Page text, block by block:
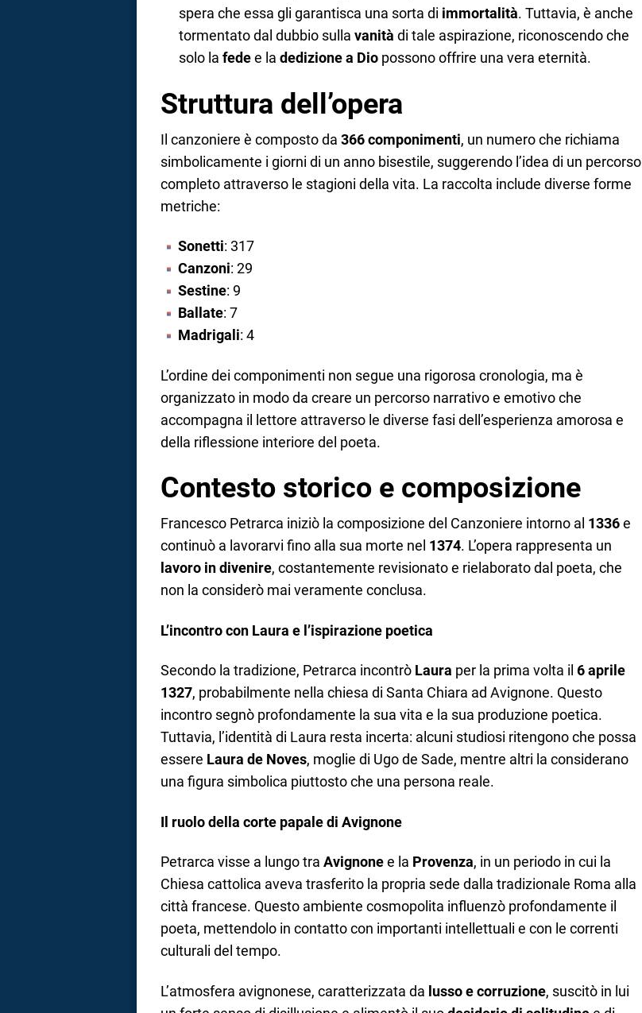
spera che essa gli garantisca una sorta di immortalità. Tuttavia, è anche
tormentato dal dubbio sulla vanità di tale aspirazione, riconoscendo che
solo la fedee la dedizione a Diopossono offrire una vera eternità.
Struttura dell’opera
Il canzoniere è composto da 366 componimenti, un numero che richiama
simbolicamente i giorni di un anno bisestile, suggerendo l’idea di un percorso
completo attraverso le stagioni della vita. La raccolta include diverse forme
metriche:
Sonetti: 317
Canzoni: 29
Sestine: 9
Ballate: 7
Madrigali: 4
L’ordine dei componimenti non segue una rigorosa cronologia, ma è
organizzato in modo da creare un percorso narrativo e emotivo che
accompagna il lettore attraverso le diverse fasi dell’esperienza amorosa e
della riflessione interiore del poeta.
Contesto storico e composizione
Francesco Petrarca iniziò la composizione del Canzoniere intorno al 1336e
continuò a lavorarvi fino alla sua morte nel 1374. L’opera rappresenta un
lavoro in divenire, costantemente revisionato e rielaborato dal poeta, che
non la considerò mai veramente conclusa.
L’incontro con Laura e l’ispirazione poetica
Secondo la tradizione, Petrarca incontrò Laura per la prima volta il 6 aprile
1327, probabilmente nella chiesa di Santa Chiara ad Avignone. Questo
incontro segnò profondamente la sua vita e la sua produzione poetica.
Tuttavia, l’identità di Laura resta incerta: alcuni studiosi ritengono che possa
essere Laura de Noves, moglie di Ugo de Sade, mentre altri la considerano
una figura simbolica piuttosto che una persona reale.
Il ruolo della corte papale di Avignone
Petrarca visse a lungo tra Avignonee la Provenza, in un periodo in cui la
Chiesa cattolica aveva trasferito la propria sede dalla tradizionale Roma alla
città francese. Questo ambiente cosmopolita influenzò profondamente il
poeta, mettendolo in contatto con importanti intellettuali e con le correnti
culturali del tempo.
L’atmosfera avignonese, caratterizzata da lusso e corruzione, suscitò in lui